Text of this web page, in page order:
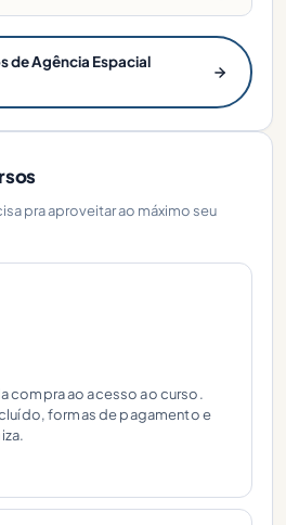
de Agência Espacial
pra aproveitar ao máximo seu
compra ao acesso ao curso.
formas de pagamento e